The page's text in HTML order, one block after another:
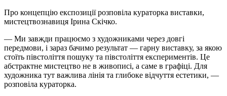
Про концепцію експозиції розповіла кураторка виставки,
мистецтвознавиця Ірина Скічко.
— Ми завжди працюємо з художниками через довгі
передмови, і зараз бачимо результат — гарну виставку, за якою
стоїть півстоліття пошуку та півстоліття експериментів. Це
абстрактне мистецтво не в живописі, а саме в графіці. Для
художника тут важлива лінія та глибоке відчуття естетики, —
розповіла кураторка.